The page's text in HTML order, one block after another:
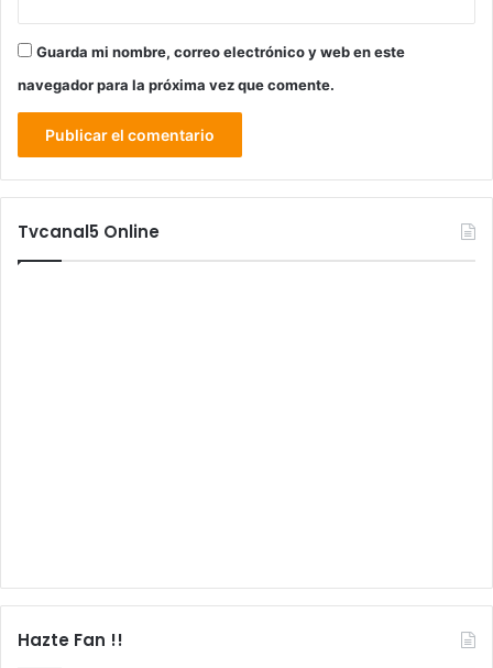
Guarda mi nombre, correo electrónico y web en este
navegador para la próxima vez que comente.
Tvcanal5 Online
Hazte Fan !!